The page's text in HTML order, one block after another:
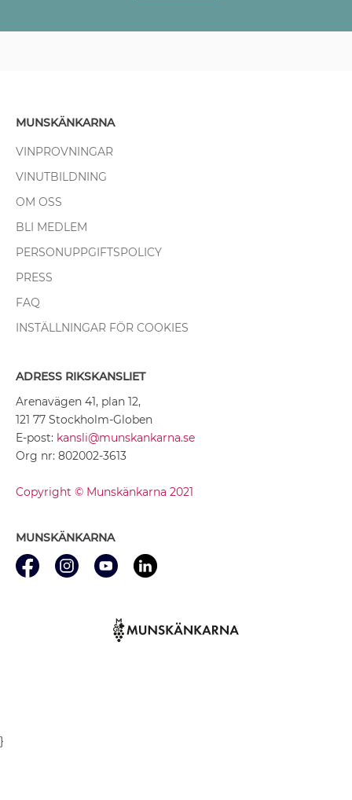
MUNSKÄNKARNA
VINPROVNINGAR
VINUTBILDNING
OM OSS
BLI MEDLEM
PERSONUPPGIFTSPOLICY
PRESS
FAQ
INSTÄLLNINGAR FÖR COOKIES
ADRESS RIKSKANSLIET
Arenavägen 41, plan 12,
121 77 Stockholm-Globen
E-post: kansli@munskankarna.se
Org nr: 802002-3613
Copyright © Munskänkarna 2021
MUNSKÄNKARNA
}